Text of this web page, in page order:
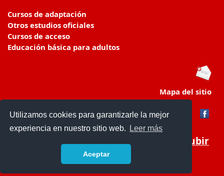
Utilizamos cookies para garantizarle la mejor
experiencia en nuestro sitio web.
Leer más
Aceptar
Cursos de adaptación
Otros estudios oficiales
Cursos de acceso
Educación básica para adultos
Mapa del sitio
Subir